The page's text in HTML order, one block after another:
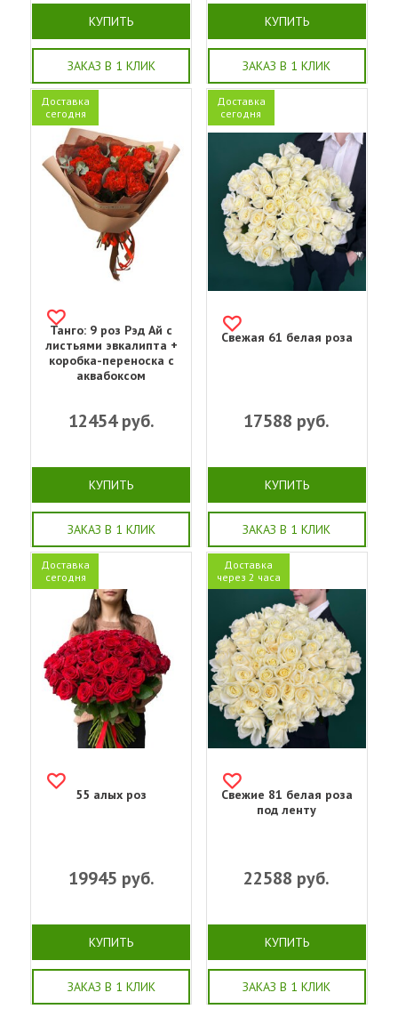
КУПИТЬ
ЗАКАЗ В 1 КЛИК
КУПИТЬ
ЗАКАЗ В 1 КЛИК
Доставка
сегодня
Танго: 9 роз Рэд Ай с
листьями эвкалипта +
коробка-переноска с
аквабоксом
12454руб.
КУПИТЬ
ЗАКАЗ В 1 КЛИК
Доставка
сегодня
Свежая 61 белая роза
17588 руб.
КУПИТЬ
ЗАКАЗ В 1 КЛИК
Доставка
сегодня
55 алых роз
19945 руб.
КУПИТЬ
ЗАКАЗ В 1 КЛИК
Доставка
через 2 часа
Свежие 81 белая роза
под ленту
22588 руб.
КУПИТЬ
ЗАКАЗ В 1 КЛИК